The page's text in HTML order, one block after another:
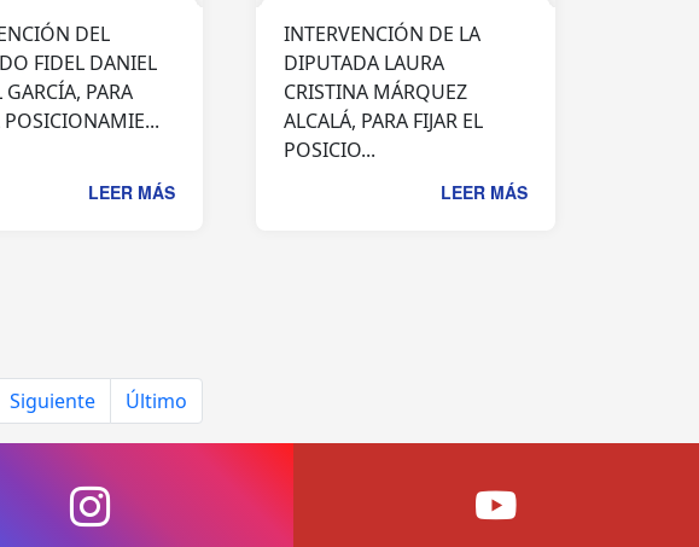
DEL
FIDEL DANIEL
PARA
POSICIONAMIE...
LEER MÁS
INTERVENCIÓN DE LA
DIPUTADA LAURA
CRISTINA MÁRQUEZ
ALCALÁ, PARA FIJAR EL
POSICIO...
LEER MÁS
Siguiente Último